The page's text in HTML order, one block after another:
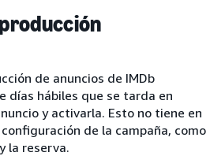
de anuncios de IMDb
días hábiles que se tarda en
y activarla. Esto no tiene en
de la campaña, como
la reserva.